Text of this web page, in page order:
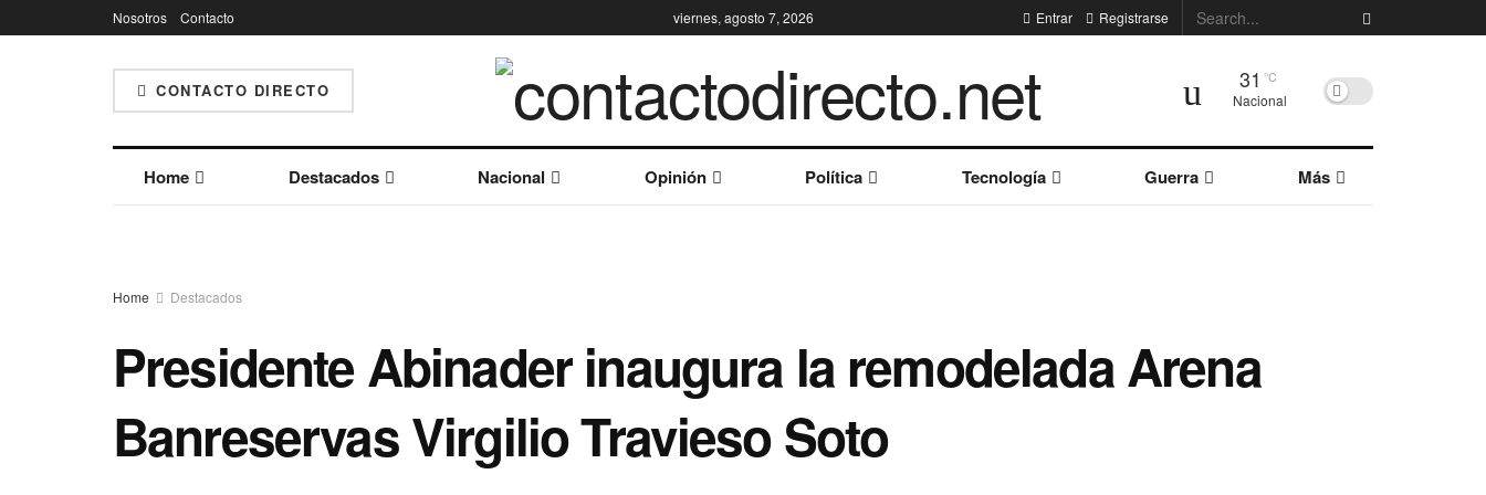
Nosotros Contacto viernes, agosto 7, 2026 Entrar Registrarse
CONTACTO DIRECTO 31 °C
Nacional
Home Destacados Nacional Opinión Política Tecnología Guerra Más
Home Destacados
Presidente Abinader inaugura la remodelada Arena
Banreservas Virgilio Travieso Soto